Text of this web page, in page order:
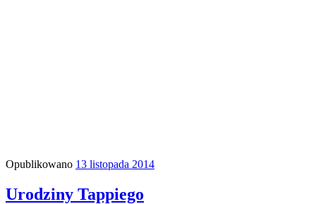
Opublikowano 13 listopada 2014
Urodziny Tappiego